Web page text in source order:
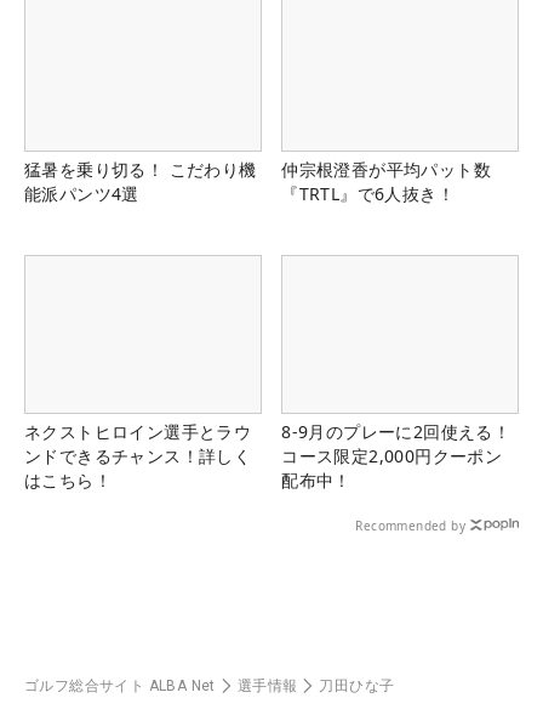
猛暑を乗り切る！ こだわり機
能派パンツ4選
仲宗根澄香が平均パット数
『TRTL』で6人抜き！
ネクストヒロイン選手とラウ
ンドできるチャンス！詳しく
はこちら！
8-9月のプレーに2回使える！
コース限定2,000円クーポン
配布中！
Recommended by
ゴルフ総合サイト ALBA Net 選手情報 刀田ひな子